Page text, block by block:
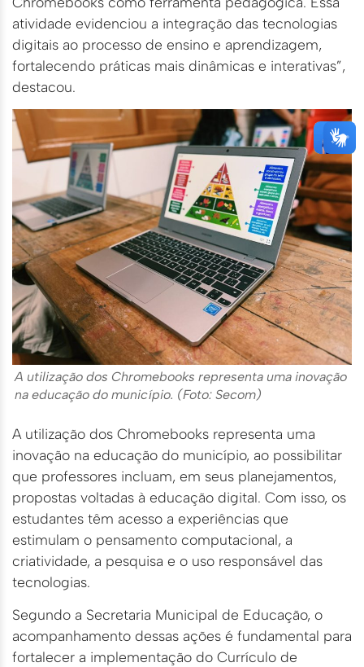
atividade evidenciou a integração das tecnologias
digitais ao processo de ensino e aprendizagem,
fortalecendo práticas mais dinâmicas e interativas”,
destacou.
A utilização dos Chromebooks representa uma inovação
na educação do município. (Foto: Secom)
A utilização dos Chromebooks representa uma
inovação na educação do município, ao possibilitar
que professores incluam, em seus planejamentos,
propostas voltadas à educação digital. Com isso, os
estudantes têm acesso a experiências que
estimulam o pensamento computacional, a
criatividade, a pesquisa e o uso responsável das
tecnologias.
Segundo a Secretaria Municipal de Educação, o
acompanhamento dessas ações é fundamental para
fortalecer a implementação do Currículo de